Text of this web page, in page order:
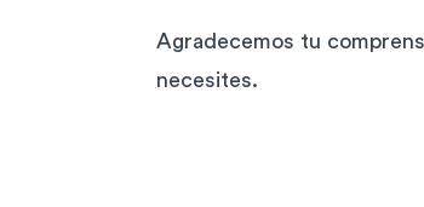
Agradecemos tu
necesites.